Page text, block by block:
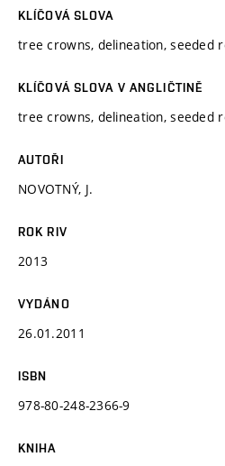
KLÍČOVÁ SLOVA
tree crowns, delineation, seeded
KLÍČOVÁ SLOVA V ANGLIČTINĚ
tree crowns, delineation, seeded
AUTOŘI
NOVOTNÝ, J.
ROK RIV
2013
VYDÁNO
26.01.2011
ISBN
978-80-248-2366-9
KNIHA